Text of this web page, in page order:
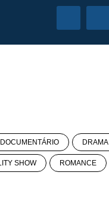
DOCUMENTÁRIO DRAMA
SHOW ROMANCE